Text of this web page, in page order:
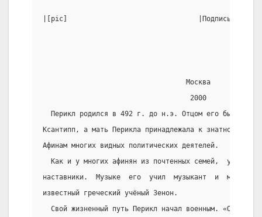
|[pic]                                |Подпись
                                   Москва
                                    2000
Перикл родился в 492 г. до н.э. Отцом его был
Ксантипп, а мать Перикла принадлежала к знатному
Афинам многих видных политических деятелей.
Как и у многих афинян из почтенных семей,  у
наставники.  Музыке  его  учил  музыкант  и
известный греческий учёный Зенон.
Свой жизненный путь Перикл начал военным. «Он был